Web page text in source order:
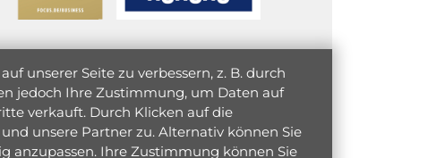
unserer Seite zu verbessern, z. B. durch
jedoch Ihre Zustimmung, um Daten auf
verkauft. Durch Klicken auf die
unsere Partner zu. Alternativ können Sie
anzupassen. Ihre Zustimmung können Sie